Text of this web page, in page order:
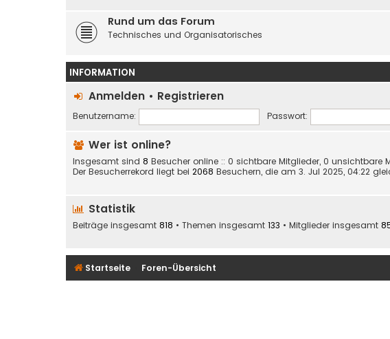
Rund um das Forum
Technisches und Organisatorisches
INFORMATION
Anmelden • Registrieren
Benutzername: Passwort:
Wer ist online?
Insgesamt sind 8 Besucher online :: 0 sichtbare Mitglieder, 0
Der Besucherrekord liegt bei 2068 Besuchern, die am 3. Jul 2025, 04:22
Statistik
Beiträge insgesamt 818 • Themen insgesamt 133 • Mitglieder insgesamt
Startseite Foren-Übersicht